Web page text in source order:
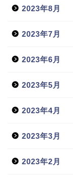
2023年8月
2023年7月
2023年6月
2023年5月
2023年4月
2023年3月
2023年2月